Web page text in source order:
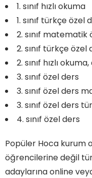
1. sınıf hızlı okuma
1. sınıf türkçe özel
2. sınıf matematik
2. sınıf türkçe özel
2. sınıf hızlı
3. sınıf özel ders
3. sınıf özel ders
3. sınıf özel ders
4. sınıf özel ders
Popüler Hoca kurum
öğrencilerine değil
adaylarına online